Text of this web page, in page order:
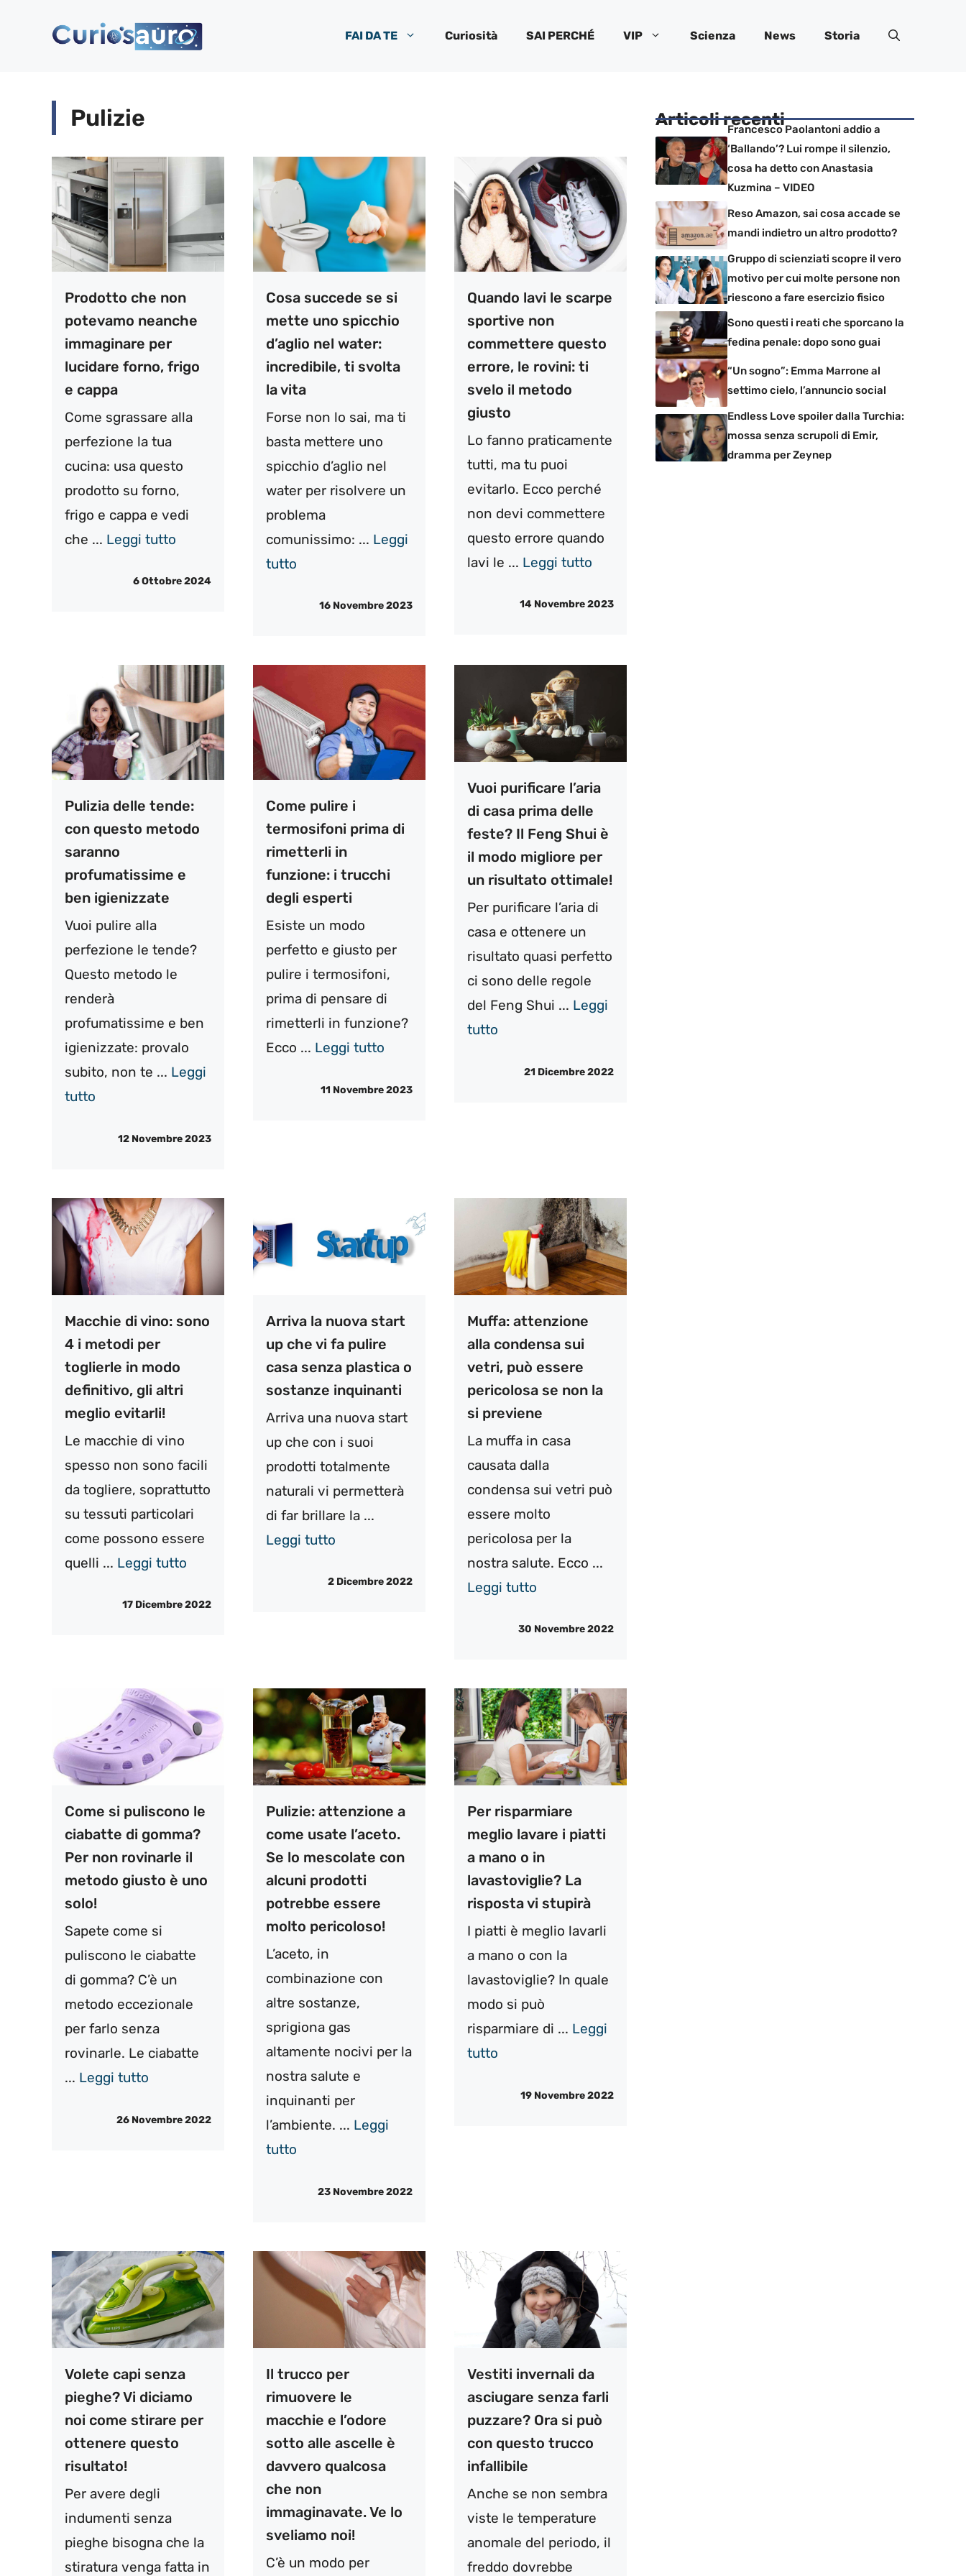
FAI DA TE Curiosità SAI PERCHÉ VIP Scienza News Storia
Pulizie
Prodotto che non
potevamo neanche
immaginare per
lucidare forno, frigo
e cappa
Come sgrassare alla
perfezione la tua
cucina: usa questo
prodotto su forno,
frigo e cappa e vedi
che ... Leggi tutto
6 Ottobre 2024
Cosa succede se si
mette uno spicchio
d’aglio nel water:
incredibile, ti svolta
la vita
Forse non lo sai, ma ti
basta mettere uno
spicchio d’aglio nel
water per risolvere un
problema
comunissimo: ... Leggi
tutto
16 Novembre 2023
Quando lavi le scarpe
sportive non
commettere questo
errore, le rovini: ti
svelo il metodo
giusto
Lo fanno praticamente
tutti, ma tu puoi
evitarlo. Ecco perché
non devi commettere
questo errore quando
lavi le ... Leggi tutto
14 Novembre 2023
Pulizia delle tende:
con questo metodo
saranno
profumatissime e
ben igienizzate
Vuoi pulire alla
perfezione le tende?
Questo metodo le
renderà
profumatissime e ben
igienizzate: provalo
subito, non te ... Leggi
tutto
12 Novembre 2023
Come pulire i
termosifoni prima di
rimetterli in
funzione: i trucchi
degli esperti
Esiste un modo
perfetto e giusto per
pulire i termosifoni,
prima di pensare di
rimetterli in funzione?
Ecco ... Leggi tutto
11 Novembre 2023
Vuoi purificare l’aria
di casa prima delle
feste? Il Feng Shui è
il modo migliore per
un risultato ottimale!
Per purificare l’aria di
casa e ottenere un
risultato quasi perfetto
ci sono delle regole
del Feng Shui ... Leggi
tutto
21 Dicembre 2022
Macchie di vino: sono
4 i metodi per
toglierle in modo
definitivo, gli altri
meglio evitarli!
Le macchie di vino
spesso non sono facili
da togliere, soprattutto
su tessuti particolari
come possono essere
quelli ... Leggi tutto
17 Dicembre 2022
Arriva la nuova start
up che vi fa pulire
casa senza plastica o
sostanze inquinanti
Arriva una nuova start
up che con i suoi
prodotti totalmente
naturali vi permetterà
di far brillare la ...
Leggi tutto
2 Dicembre 2022
Muffa: attenzione
alla condensa sui
vetri, può essere
pericolosa se non la
si previene
La muffa in casa
causata dalla
condensa sui vetri può
essere molto
pericolosa per la
nostra salute. Ecco ...
Leggi tutto
30 Novembre 2022
Come si puliscono le
ciabatte di gomma?
Per non rovinarle il
metodo giusto è uno
solo!
Sapete come si
puliscono le ciabatte
di gomma? C’è un
metodo eccezionale
per farlo senza
rovinarle. Le ciabatte
... Leggi tutto
26 Novembre 2022
Pulizie: attenzione a
come usate l’aceto.
Se lo mescolate con
alcuni prodotti
potrebbe essere
molto pericoloso!
L’aceto, in
combinazione con
altre sostanze,
sprigiona gas
altamente nocivi per la
nostra salute e
inquinanti per
l’ambiente. ... Leggi
tutto
23 Novembre 2022
Per risparmiare
meglio lavare i piatti
a mano o in
lavastoviglie? La
risposta vi stupirà
I piatti è meglio lavarli
a mano o con la
lavastoviglie? In quale
modo si può
risparmiare di ... Leggi
tutto
19 Novembre 2022
Volete capi senza
pieghe? Vi diciamo
noi come stirare per
ottenere questo
risultato!
Per avere degli
indumenti senza
pieghe bisogna che la
stiratura venga fatta in
Il trucco per
rimuovere le
macchie e l’odore
sotto alle ascelle è
davvero qualcosa
che non
immaginavate. Ve lo
sveliamo noi!
C’è un modo per
Vestiti invernali da
asciugare senza farli
puzzare? Ora si può
con questo trucco
infallibile
Anche se non sembra
viste le temperature
anomale del periodo, il
freddo dovrebbe
Articoli recentiFrancesco Paolantoni addio a
‘Ballando’? Lui rompe il silenzio,
cosa ha detto con Anastasia
Kuzmina – VIDEO
Reso Amazon, sai cosa accade se
mandi indietro un altro prodotto?
Gruppo di scienziati scopre il vero
motivo per cui molte persone non
riescono a fare esercizio fisico
Sono questi i reati che sporcano la
fedina penale: dopo sono guai
“Un sogno”: Emma Marrone al
settimo cielo, l’annuncio social
Endless Love spoiler dalla Turchia:
mossa senza scrupoli di Emir,
dramma per Zeynep